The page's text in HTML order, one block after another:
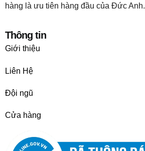
hàng là ưu tiên hàng đầu của Đức Anh.
Thông tin
Giới thiệu
Liên Hệ
Đội ngũ
Cửa hàng